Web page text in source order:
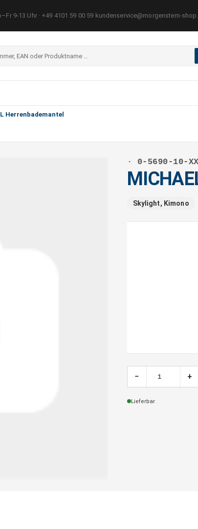
9-13 Uhr · +49 4101 59 00 59 kundenservice@morgenstern-
Herrenbademantel
· 0-5690-10-
Skylight, Kimono
− +
Lieferbar